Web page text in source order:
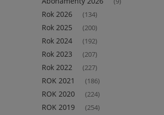
Rok 2026 (134)
Rok 2025 (200)
Rok 2024 (192)
Rok 2023 (207)
Rok 2022 (227)
ROK 2021 (186)
ROK 2020 (224)
ROK 2019 (254)